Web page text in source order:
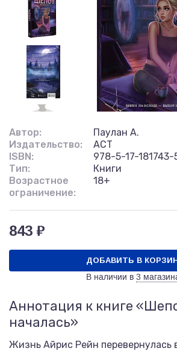
Автор:
Паулан А.
Издательство:
АСТ
ISBN:
978-5-17-181743-
Тип:
Книги
Возрастное
ограничение:
18+
843 ₽
ДОБАВИТЬ В
В наличии в 3
Аннотация к книге
началась»
Жизнь Айрис Рейн перевернулась